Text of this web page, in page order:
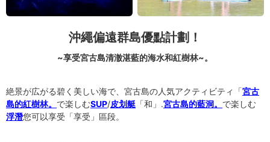
沖繩偏遠群島優點計劃！
~享受宮古島清澈湛藍的海水和紅樹林~。
絶景が広がる碧く美しい海で、宮古島の人気アクティビティ「宮古
島的紅樹林。 で楽しむSUP/皮划艇 「和」.宮古島的藍洞。 で楽しむ
浮潛您可以享受「享受」區段。